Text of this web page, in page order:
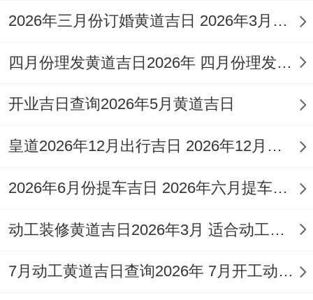
火、拆卸、入宅、安床、修造、安门、纳
畜、启钻、安葬。
市、伐木、交易。
冲煞：冲兔（癸卯）煞东
吉时建议:上午9-11点（巳时）进行安床仪
旺，家宅平安。
2026年三月份订婚黄道吉日 2026年3月哪天订婚好
四月份理发黄道吉日2026年 四月份理发黄道吉日查询
开业吉日查询2026年5月黄道吉日
皇道2026年12月出行吉日 2026年12月出行的黄道吉日
2026年6月份提车吉日 2026年六月提车黄道吉日
动工装修黄道吉日2026年3月 适合动工装修的好日子2026年6月
7月动工黄道吉日查询2026年 7月开工动土黄道吉日查询